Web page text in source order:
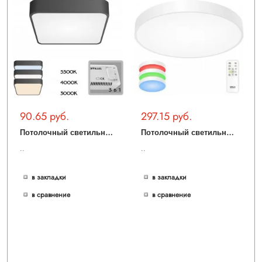
90.65 руб.
П
отолочный светильник Купер CL724K24V1
..
в закладки
в сравнение
297.15 руб.
П
отолочный светильник Купер CL724105G0
..
в закладки
в сравнение